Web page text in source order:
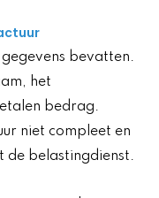
bevatten.
het
bedrag.
niet compleet en
de belastingdienst.